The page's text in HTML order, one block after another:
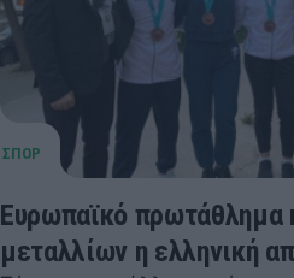
Ευρωπαϊκό πρωτάθλημα
μεταλλίων η ελληνική